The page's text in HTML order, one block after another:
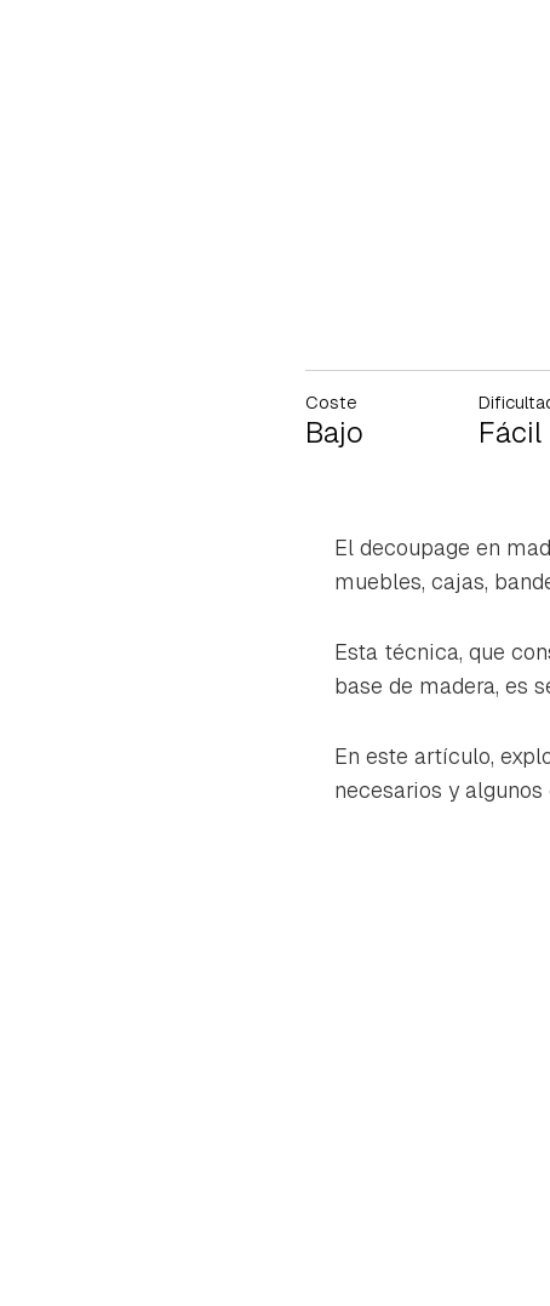
Coste
Bajo Fácil
El decoupage en
muebles, cajas,
Esta técnica, que
base de madera, es
En este artículo,
necesarios y